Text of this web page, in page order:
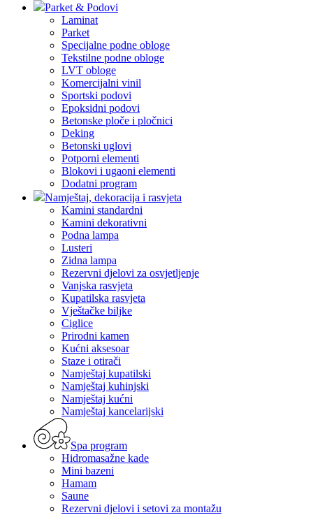
Parket & Podovi
Laminat
Parket
Specijalne podne obloge
Tekstilne podne obloge
LVT obloge
Komercijalni vinil
Sportski podovi
Epoksidni podovi
Betonske ploče i pločnici
Deking
Betonski uglovi
Potporni elementi
Blokovi i ugaoni elementi
Dodatni program
Namještaj, dekoracija i rasvjeta
Kamini standardni
Kamini dekorativni
Podna lampa
Lusteri
Zidna lampa
Rezervni djelovi za osvjetljenje
Vanjska rasvjeta
Kupatilska rasvjeta
Vještačke biljke
Ciglice
Prirodni kamen
Kućni aksesoar
Staze i otirači
Namještaj kupatilski
Namještaj kuhinjski
Namještaj kućni
Namještaj kancelarijski
Spa program
Hidromasažne kade
Mini bazeni
Hamam
Saune
Rezervni djelovi i setovi za montažu